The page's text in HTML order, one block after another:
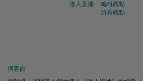
港人直播
編輯觀點
所有觀點
博客館